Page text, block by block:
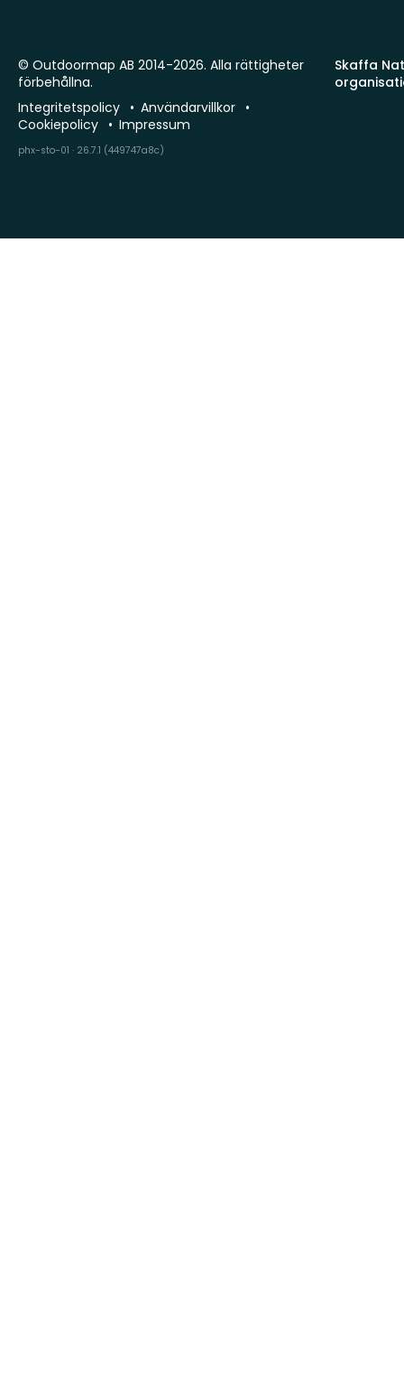
Skaffa
© Outdoormap AB 2014-2026. Alla rättigheter
förbehållna.
Integritetspolicy
Användarvillkor
Cookiepolicy
Impressum
phx-sto-01 · 26.7.1 (449747a8c)